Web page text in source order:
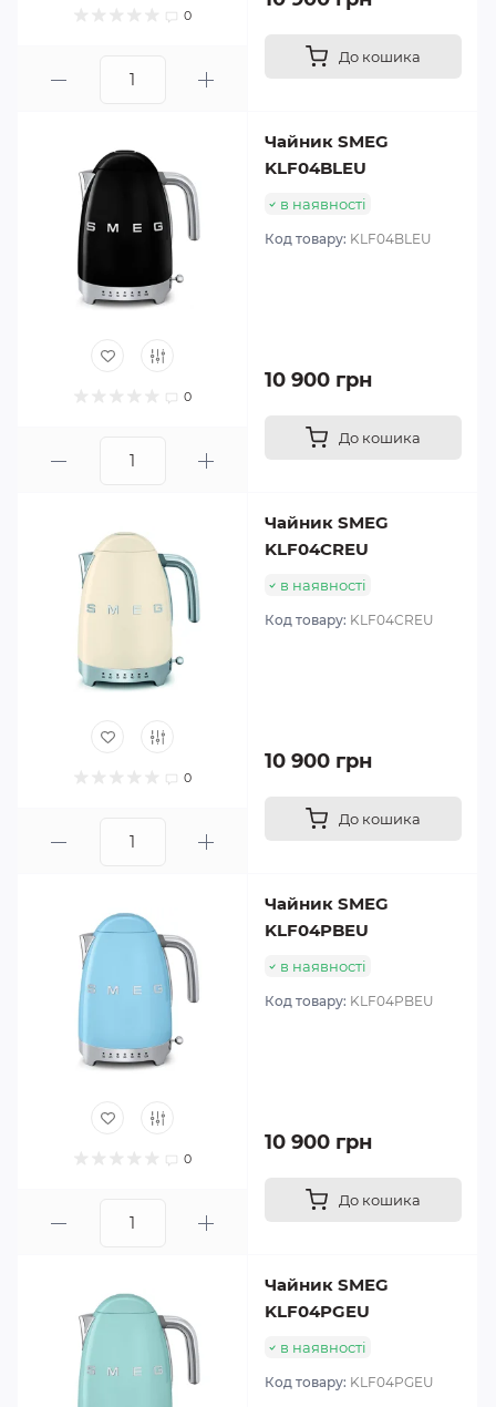
0
До кошика
0
Чайник SMEG
KLF04BLEU
в наявності
Код товару: KLF04BLEU
10 900 грн
До кошика
0
Чайник SMEG
KLF04CREU
в наявності
Код товару: KLF04CREU
10 900 грн
До кошика
0
Чайник SMEG
KLF04PBEU
в наявності
Код товару: KLF04PBEU
10 900 грн
До кошика
Чайник SMEG
KLF04PGEU
в наявності
Код товару: KLF04PGEU